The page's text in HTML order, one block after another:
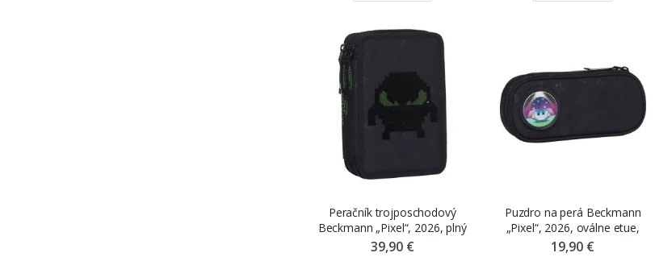
Peračník trojposchodový
Beckmann „Pixel“, 2026, plný
39,90 €
Puzdro na perá Beckmann
„Pixel“, 2026, oválne etue,
prázdne
19,90 €